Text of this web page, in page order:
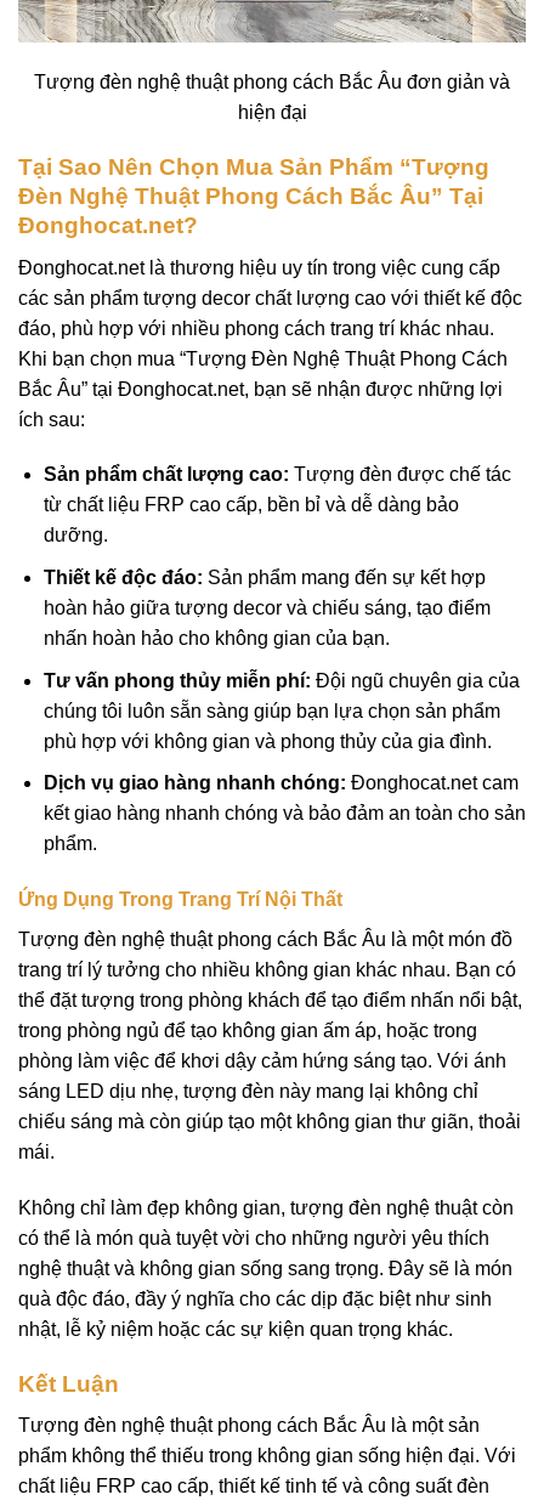
Tượng đèn nghệ thuật phong cách Bắc Âu đơn giản và
hiện đại
Tại Sao Nên Chọn Mua Sản Phẩm “Tượng
Đèn Nghệ Thuật Phong Cách Bắc Âu” Tại
Đonghocat.net?
Đonghocat.netlà thương hiệu uy tín trong việc cung cấp
các sản phẩm tượng decor chất lượng cao với thiết kế độc
đáo, phù hợp với nhiều phong cách trang trí khác nhau.
Khi bạn chọn mua “Tượng Đèn Nghệ Thuật Phong Cách
Bắc Âu” tại Đonghocat.net, bạn sẽ nhận được những lợi
ích sau:
Sản phẩm chất lượng cao: Tượng đèn được chế tác
từ chất liệu FRP cao cấp, bền bỉ và dễ dàng bảo
dưỡng.
Thiết kế độc đáo: Sản phẩm mang đến sự kết hợp
hoàn hảo giữa tượng decorvà chiếu sáng, tạo điểm
nhấn hoàn hảo cho không gian của bạn.
Tư vấn phong thủy miễn phí: Đội ngũ chuyên gia của
chúng tôi luôn sẵn sàng giúp bạn lựa chọn sản phẩm
phù hợp với không gian và phong thủy của gia đình.
Dịch vụ giao hàng nhanh chóng: Đonghocat.net cam
kết giao hàng nhanh chóng và bảo đảm an toàn cho sản
phẩm.
Ứng Dụng Trong Trang Trí Nội Thất
Tượng đèn nghệ thuật phong cách Bắc Âu là một món đồ
trang trí lý tưởng cho nhiều không gian khác nhau. Bạn có
thể đặt tượng trong phòng khách để tạo điểm nhấn nổi bật,
trong phòng ngủ để tạo không gian ấm áp, hoặc trong
phòng làm việc để khơi dậy cảm hứng sáng tạo. Với ánh
sáng LED dịu nhẹ, tượng đèn này mang lại không chỉ
chiếu sáng mà còn giúp tạo một không gian thư giãn, thoải
mái.
Không chỉ làm đẹp không gian, tượng đèn nghệ thuật còn
có thể là món quà tuyệt vời cho những người yêu thích
nghệ thuật và không gian sống sang trọng. Đây sẽ là món
quà độc đáo, đầy ý nghĩa cho các dịp đặc biệt như sinh
nhật, lễ kỷ niệm hoặc các sự kiện quan trọng khác.
Kết Luận
Tượng đèn nghệ thuật phong cách Bắc Âu là một sản
phẩm không thể thiếu trong không gian sống hiện đại. Với
chất liệu FRP cao cấp, thiết kế tinh tế và công suất đèn